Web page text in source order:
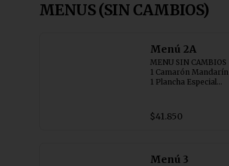
MENUS (SIN CAMBIOS)
Menú 2A
MENU SIN CAMBIOS
1 Camarón Mandarín
1 Plancha Especial
$41.850
Menú 3